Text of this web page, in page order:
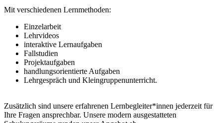
Mit verschiedenen Lernmethoden:
Einzelarbeit
Lehrvideos
interaktive Lernaufgaben
Fallstudien
Projektaufgaben
handlungsorientierte Aufgaben
Lehrgespräch und Kleingruppenunterricht.
Zusätzlich sind unsere erfahrenen Lernbegleiter*innen jederzeit für
Ihre Fragen ansprechbar. Unsere modern ausgestatteten